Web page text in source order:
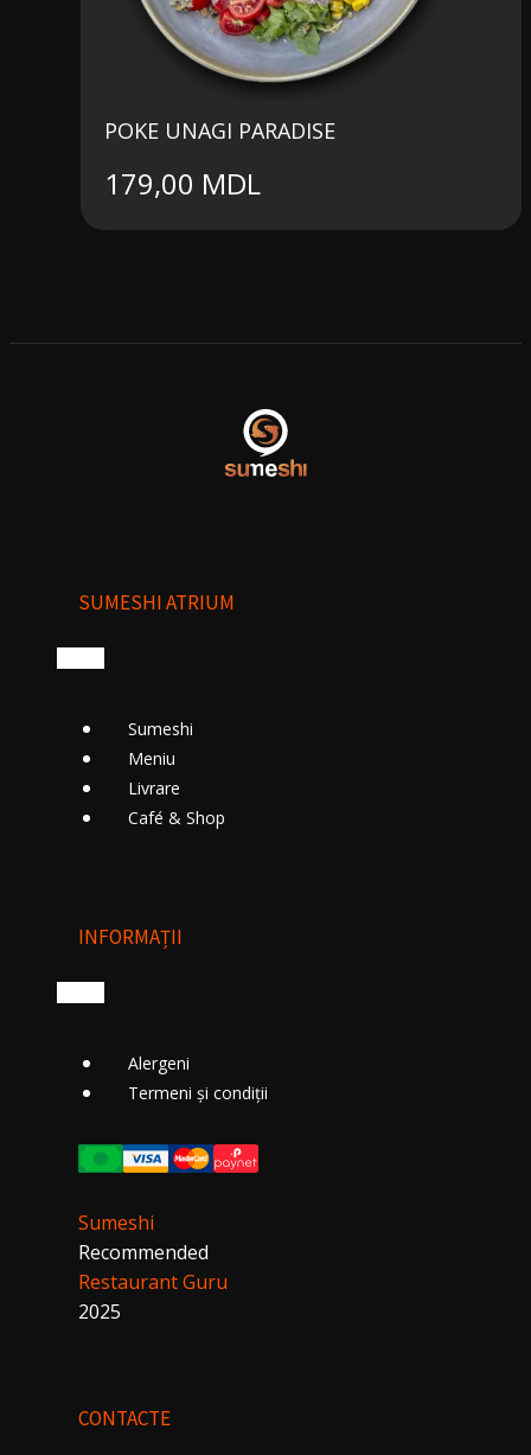
POKE UNAGI PARADISE
179,00 MDL
SUMESHI ATRIUM
Sumeshi
Meniu
Livrare
Cafе́ & Shop
INFORMAȚII
Alergeni
Termeni și condiții
Sumeshi
Recommended
Restaurant Guru
2025
CONTACTE